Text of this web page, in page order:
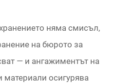
няма смисъл,
на бюрото за
— и ангажиментът на
материали осигурява